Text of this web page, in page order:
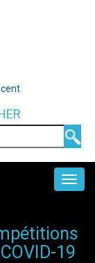
19